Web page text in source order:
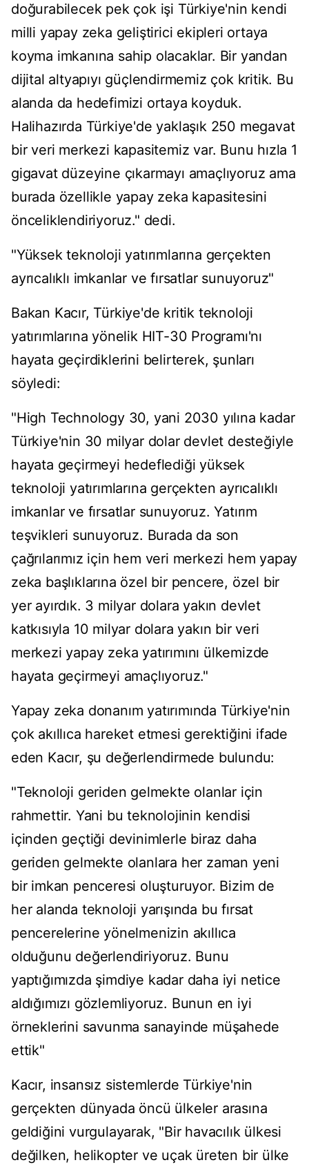
doğurabilecek pek çok işi Türkiye'nin kendi
milli yapay zeka geliştirici ekipleri ortaya
koyma imkanına sahip olacaklar. Bir yandan
dijital altyapıyı güçlendirmemiz çok kritik. Bu
alanda da hedefimizi ortaya koyduk.
Halihazırda Türkiye'de yaklaşık 250 megavat
bir veri merkezi kapasitemiz var. Bunu hızla 1
gigavat düzeyine çıkarmayı amaçlıyoruz ama
burada özellikle yapay zeka kapasitesini
önceliklendiriyoruz." dedi.
"Yüksek teknoloji yatırımlarına gerçekten
ayrıcalıklı imkanlar ve fırsatlar sunuyoruz"
Bakan Kacır, Türkiye'de kritik teknoloji
yatırımlarına yönelik HIT-30 Programı'nı
hayata geçirdiklerini belirterek, şunları
söyledi:
"High Technology 30, yani 2030 yılına kadar
Türkiye'nin 30 milyar dolar devlet desteğiyle
hayata geçirmeyi hedeflediği yüksek
teknoloji yatırımlarına gerçekten ayrıcalıklı
imkanlar ve fırsatlar sunuyoruz. Yatırım
teşvikleri sunuyoruz. Burada da son
çağrılarımız için hem veri merkezi hem yapay
zeka başlıklarına özel bir pencere, özel bir
yer ayırdık. 3 milyar dolara yakın devlet
katkısıyla 10 milyar dolara yakın bir veri
merkezi yapay zeka yatırımını ülkemizde
hayata geçirmeyi amaçlıyoruz."
Yapay zeka donanım yatırımında Türkiye'nin
çok akıllıca hareket etmesi gerektiğini ifade
eden Kacır, şu değerlendirmede bulundu:
"Teknoloji geriden gelmekte olanlar için
rahmettir. Yani bu teknolojinin kendisi
içinden geçtiği devinimlerle biraz daha
geriden gelmekte olanlara her zaman yeni
bir imkan penceresi oluşturuyor. Bizim de
her alanda teknoloji yarışında bu fırsat
pencerelerine yönelmenizin akıllıca
olduğunu değerlendiriyoruz. Bunu
yaptığımızda şimdiye kadar daha iyi netice
aldığımızı gözlemliyoruz. Bunun en iyi
örneklerini savunma sanayinde müşahede
ettik"
Kacır, insansız sistemlerde Türkiye'nin
gerçekten dünyada öncü ülkeler arasına
geldiğini vurgulayarak, "Bir havacılık ülkesi
değilken, helikopter ve uçak üreten bir ülke